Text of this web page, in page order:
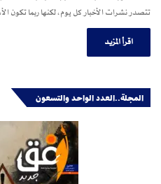
تتصدر نشرات الأخبار كل يوم، لكنها ربما
اقرأ المزيد
المجلة..العدد الواحد والتسعون